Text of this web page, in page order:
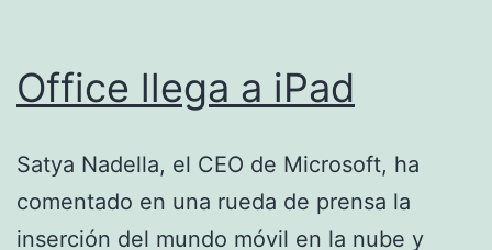
Office llega a iPad
Satya Nadella, el CEO de Microsoft, ha
comentado en una rueda de prensa la
inserción del mundo móvil en la nube y